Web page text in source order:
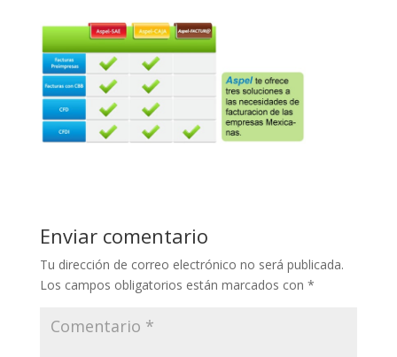
Enviar comentario
Tu dirección de correo electrónico no será publicada.
Los campos obligatorios están marcados con *